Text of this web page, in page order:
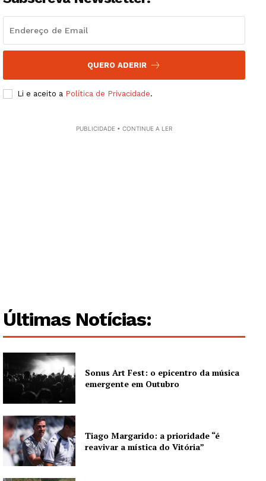
Grande Entrevista
Publicidade
Quero ser Assinante
QUERO ADERIR
Li e aceito a Política de Privacidade.
PUBLICIDADE • CONTINUE A LER
Últimas Notícias:
Sonus Art Fest: o epicentro da música
emergente em Outubro
Tiago Margarido: a prioridade “é
reavivar a mística do Vitória”